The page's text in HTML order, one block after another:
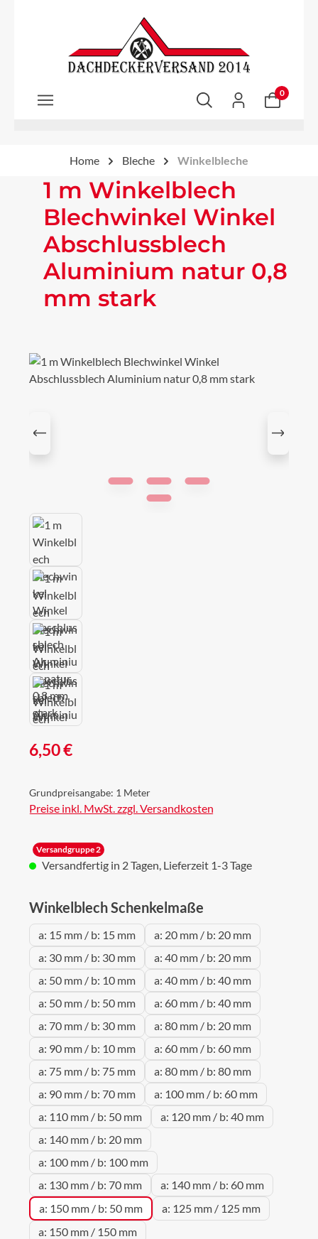
Zum Hauptinhalt springen
0
Home Bleche Winkelbleche
1 m Winkelblech
Blechwinkel Winkel
Abschlussblech
Aluminium natur 0,8
mm stark
Bildergalerie überspringen
Regulärer Preis:
6,50 €
Grundpreisangabe: 1 Meter
Preise inkl. MwSt. zzgl. Versandkosten
Versandgruppe 2
Versandfertig in 2 Tagen, Lieferzeit 1-3 Tage
Winkelblech Schenkelmaße
a: 15 mm / b: 15 mm
a: 20 mm / b: 20 mm
a: 30 mm / b: 30 mm
a: 40 mm / b: 20 mm
a: 50 mm / b: 10 mm
a: 40 mm / b: 40 mm
a: 50 mm / b: 50 mm
a: 60 mm / b: 40 mm
a: 70 mm / b: 30 mm
a: 80 mm / b: 20 mm
a: 90 mm / b: 10 mm
a: 60 mm / b: 60 mm
a: 75 mm / b: 75 mm
a: 80 mm / b: 80 mm
a: 90 mm / b: 70 mm
a: 100 mm / b: 60 mm
a: 110 mm / b: 50 mm
a: 120 mm / b: 40 mm
a: 140 mm / b: 20 mm
a: 100 mm / b: 100 mm
a: 130 mm / b: 70 mm
a: 140 mm / b: 60 mm
a: 150 mm / b: 50 mm
a: 125 mm / 125 mm
a: 150 mm / 150 mm